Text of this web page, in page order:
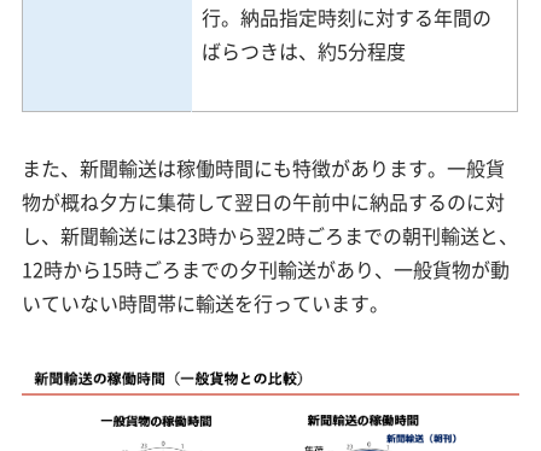
行。納品指定時刻に対する年間の
ばらつきは、約5分程度
また、新聞輸送は稼働時間にも特徴があります。一般貨
物が概ね夕方に集荷して翌日の午前中に納品するのに対
し、新聞輸送には23時から翌2時ごろまでの朝刊輸送と、
12時から15時ごろまでの夕刊輸送があり、一般貨物が動
いていない時間帯に輸送を行っています。